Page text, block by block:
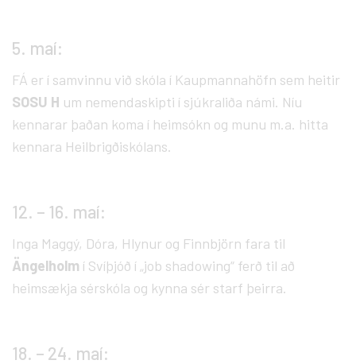
5. maí:
FÁ er í samvinnu við skóla í Kaupmannahöfn sem heitir
SOSU H um nemendaskipti í sjúkraliða námi. Níu
kennarar þaðan koma í heimsókn og munu m.a. hitta
kennara Heilbrigðiskólans.
12. – 16. maí:
Inga Maggý, Dóra, Hlynur og Finnbjörn fara til
Ängelholm í Svíþjóð í „job shadowing“ ferð til að
heimsækja sérskóla og kynna sér starf þeirra.
18. – 24. maí: